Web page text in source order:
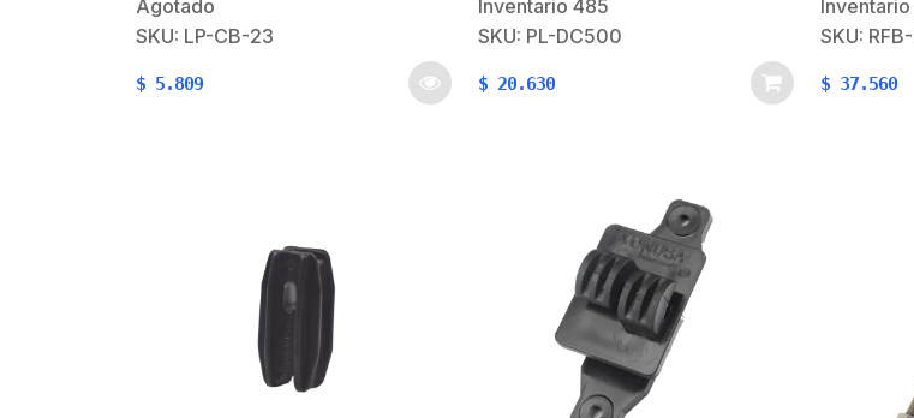
calidad para mayor
Generales:Tipo: Acoplador
Agotado
SKU: LP-CB-23
$ 5.809
aprobaciones y certificaciones,
protección contra sobretensiones,
y circuitos de protección contra
Inventario 485
SKU: PL-DC500
$ 20.630
Inventario
SKU:
$ 37.560